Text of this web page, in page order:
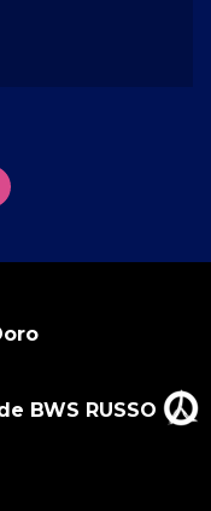
BWS RUSSO